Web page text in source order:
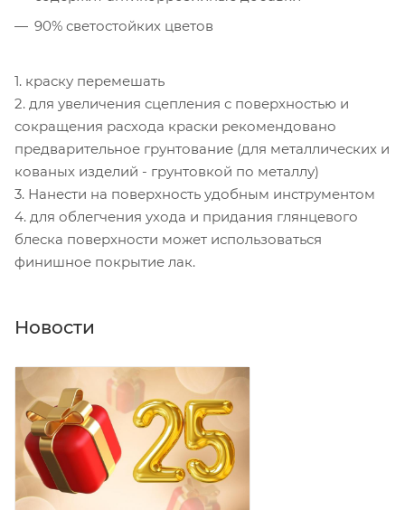
90% светостойких цветов
1. краску перемешать
2. для увеличения сцепления с поверхностью и
сокращения расхода краски рекомендовано
предварительное грунтование (для металлических и
кованых изделий - грунтовкой по металлу)
3. Нанести на поверхность удобным инструментом
4. для облегчения ухода и придания глянцевого
блеска поверхности может использоваться
финишное покрытие лак.
Новости